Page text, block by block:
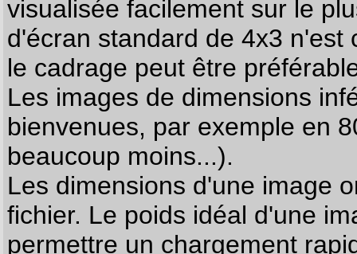
visualisée facilement sur le
d'écran standard de 4x3
le cadrage peut être
Les images de dimensions
bienvenues, par exemple en
beaucoup moins...).
Les dimensions d'une image
fichier. Le poids idéal d'une
permettre un chargement